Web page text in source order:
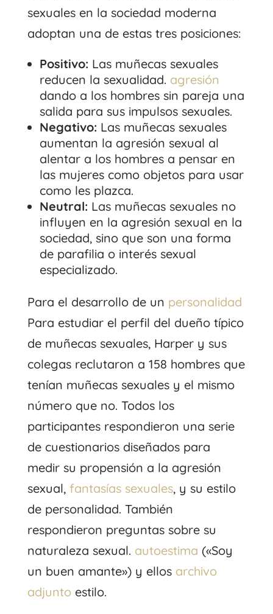
sexuales en la sociedad moderna
adoptan una de estas tres posiciones:
Positivo: Las muñecas sexuales
reducen la sexualidad. agresión
dando a los hombres sin pareja una
salida para sus impulsos sexuales.
Negativo: Las muñecas sexuales
aumentan la agresión sexual al
alentar a los hombres a pensar en
las mujeres como objetos para usar
como les plazca.
Neutral: Las muñecas sexuales no
influyen en la agresión sexual en la
sociedad, sino que son una forma
de parafilia o interés sexual
especializado.
Para el desarrollo de un personalidad
Para estudiar el perfil del dueño típico
de muñecas sexuales, Harper y sus
colegas reclutaron a 158 hombres que
tenían muñecas sexuales y el mismo
número que no. Todos los
participantes respondieron una serie
de cuestionarios diseñados para
medir su propensión a la agresión
sexual, fantasías sexuales, y su estilo
de personalidad. También
respondieron preguntas sobre su
naturaleza sexual. autoestima («Soy
un buen amante») y ellos archivo
adjuntoestilo.